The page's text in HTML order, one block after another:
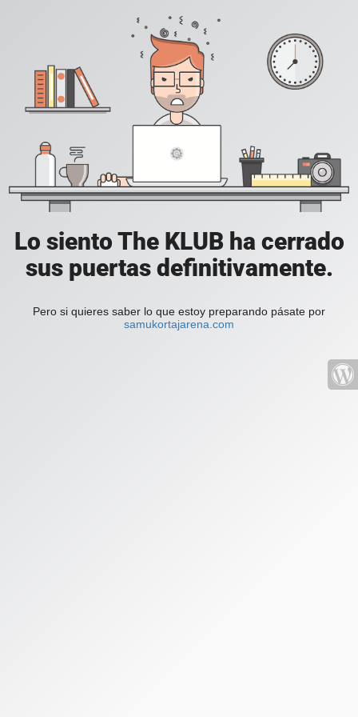
Lo siento The KLUB ha cerrado
sus puertas definitivamente.
Pero si quieres saber lo que estoy preparando pásate por
samukortajarena.com